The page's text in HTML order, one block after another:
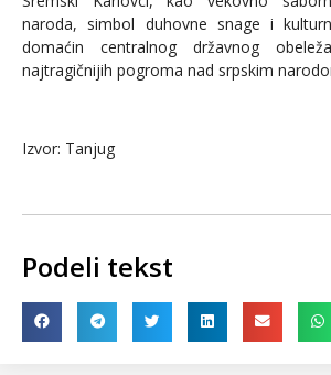
naroda, simbol duhovne snage i
domaćin centralnog državnog
najtragičnijih pogroma nad srpskim
Izvor: Tanjug
Podeli tekst